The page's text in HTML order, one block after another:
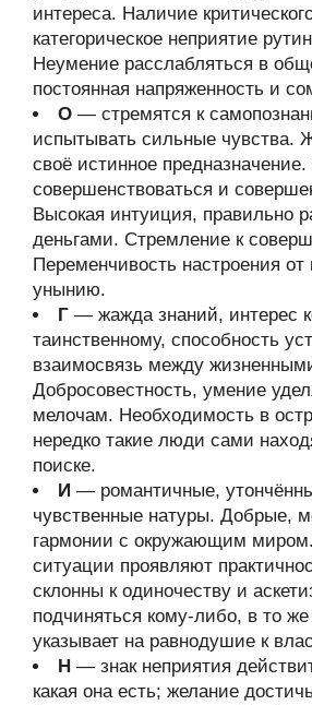
интереса. Наличие
категорическое неприятие
Неумение расслабляться в
постоянная напряженность и
О — стремятся к
испытывать сильные чувства.
своё истинное
совершенствоваться и
Высокая интуиция, правильно
деньгами. Стремление к
Переменчивость настроения от
унынию.
Г — жажда знаний, интерес
таинственному, способность
взаимосвязь между
Добросовестность, умение
мелочам. Необходимость в
нередко такие люди сами
поиске.
И — романтичные,
чувственные натуры. Добрые,
гармонии с окружающим
ситуации проявляют
склонны к одиночеству и
подчиняться кому-либо, в то
указывает на равнодушие к
Н — знак неприятия
какая она есть; желание